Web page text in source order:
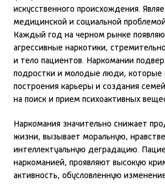
искусственного происхождения.
медицинской и социальной
Каждый год на черном рынке
агрессивные наркотики,
и тело пациентов. Наркомании
подростки и молодые люди, которые
построения карьеры и создания
на поиск и прием психоактивных
Наркомания значительно снижает
жизни, вызывает моральную,
интеллектуальную деградацию.
наркоманией, проявляют высокую
активность, обусловленную